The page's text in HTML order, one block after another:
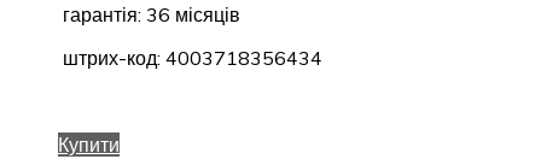
гарантія: 36 місяців
штрих-код: 4003718356434
Купити